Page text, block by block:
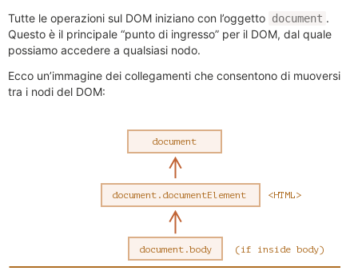
Tutte le operazioni sul DOM iniziano con l’oggetto document .
Questo è il principale “punto di ingresso” per il DOM, dal quale
possiamo accedere a qualsiasi nodo.
Ecco un’immagine dei collegamenti che consentono di muoversi
tra i nodi del DOM: